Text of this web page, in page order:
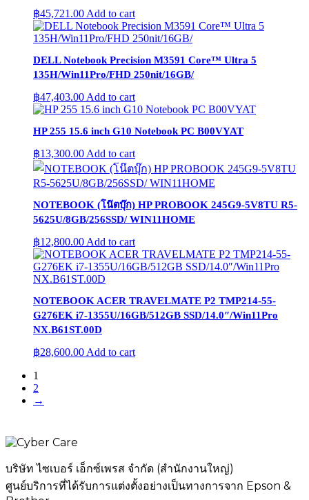
฿45,721.00 Add to cart
DELL Notebook Precision M3591 Core™ Ultra 5
135H/Win11Pro/FHD 250nit/16GB/
฿47,403.00 Add to cart
HP 255 15.6 inch G10 Notebook PC B00VYAT
฿13,300.00 Add to cart
NOTEBOOK (โน๊ตบุ๊ก) HP PROBOOK 245G9-5V8TU R5-
5625U/8GB/256SSD/ WIN11HOME
฿12,800.00 Add to cart
NOTEBOOK ACER TRAVELMATE P2 TMP214-55-
G276EK i7-1355U/16GB/512GB SSD/14.0″/Win11Pro
NX.B61ST.00D
฿28,600.00 Add to cart
1
2
→
บริษัท ไซเบอร์ เอ็กซ์เพรส จำกัด (สำนักงานใหญ่)
ศูนย์บริการที่ได้รับการแต่งตั้งอย่างเป็นทางการจาก Epson &